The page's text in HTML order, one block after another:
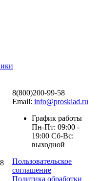
8(800)200-99-58
Email: info@prosklad.ru
График работы
Пн-Пт: 09:00 -
19:00 Сб-Вс:
выходной
Пользовательское
соглашение
Политика обработки